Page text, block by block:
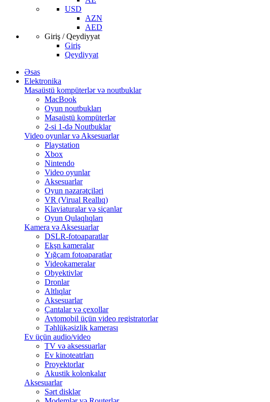
USD
AZN
AED
Giriş / Qeydiyyat
Giriş
Qeydiyyat
Əsas
Elektronika
Masaüstü kompüterlər və noutbuklar
MacBook
Oyun noutbukları
Masaüstü kompüterlər
2-si 1-də Noutbuklar
Video oyunlar və Aksesuarlar
Playstation
Xbox
Nintendo
Video oyunlar
Aksesuarlar
Oyun nəzarətçiləri
VR (Virual Reallıq)
Klaviaturalar və siçanlar
Oyun Qulaqlıqları
Kamera və Aksesuarlar
DSLR-fotoaparatlar
Ekşn kameralar
Yığcam fotoaparatlar
Videokameralar
Obyektivlər
Dronlar
Altlıqlar
Aksesuarlar
Çantalar və çexollar
Avtomobil üçün video registratorlar
Təhlükəsizlik kamerası
Ev üçün audio/video
TV və aksessuarlar
Ev kinoteatrları
Proyektorlar
Akustik kolonkalar
Aksesuarlar
Sərt disklər